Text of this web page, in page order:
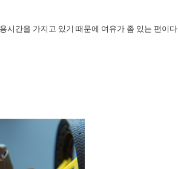
시간을 가지고 있기 때문에 여유가 좀 있는 편이다.